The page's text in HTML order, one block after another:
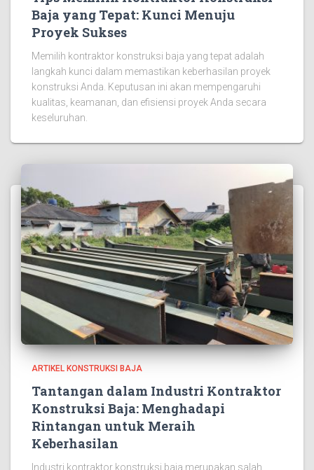
Baja yang Tepat: Kunci Menuju
Proyek Sukses
Memilih kontraktor konstruksi baja yang tepat adalah
langkah kunci dalam memastikan keberhasilan proyek
konstruksi Anda. Keputusan ini akan mempengaruhi
kualitas, keamanan, dan efisiensi proyek Anda secara
keseluruhan.
ARTIKEL KONSTRUKSI BAJA
Tantangan dalam Industri Kontraktor
Konstruksi Baja: Menghadapi
Rintangan untuk Meraih
Keberhasilan
Industri kontraktor konstruksi baja merupakan salah